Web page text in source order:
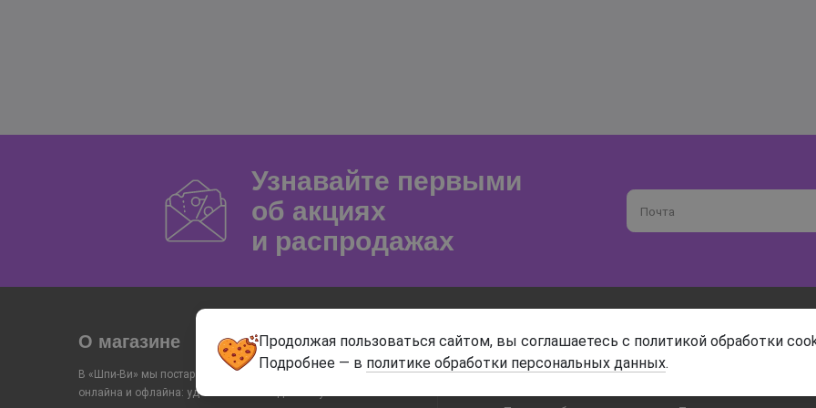
Узнавайте первыми
об акциях
и распродажах
Почта
О магазине
В «Шпи-Ви» мы постарались объединить преимущества
онлайна и офлайна: удобный заказ и доставку
О магазине Доставка и оплата
Гарантия и возврат
Продолжая пользоваться сайтом, вы соглашаетесь с политикой обработки
Подробнее — в политике обработки персональных данных.